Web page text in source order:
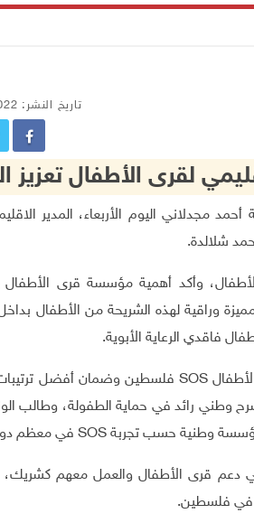
تاريخ النشر: 15/06/2022 01:37 م
لقرى الأطفال تعزيز
الاجتماعية أحمد مجدلاني اليوم الأربعاء، المدير
شلالدة.
وأكد أهمية مؤسسة قرى الأطفال
من خدمات مميزة وراقية لهذه الشريحة من الأطفال
فاقدي الرعاية الأبوية.
SOS فلسطين وضمان أفضل ترتيبات
صرح وطني رائد في حماية الطفولة، وطالب
وطنية حسب تجربة SOS في معظم
في دعم قرى الأطفال والعمل معهم
في فلسطين.